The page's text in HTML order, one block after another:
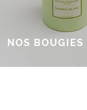
NOS BOUGIES